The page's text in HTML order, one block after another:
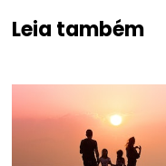
Leia também